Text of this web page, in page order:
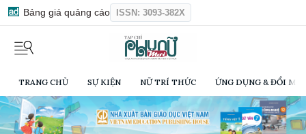
Bảng giá quảng cáo ISSN: 3093-382X
TRANG CHỦ SỰ KIỆN NỮ TRÍ THỨC ỨNG DỤNG & ĐỔI